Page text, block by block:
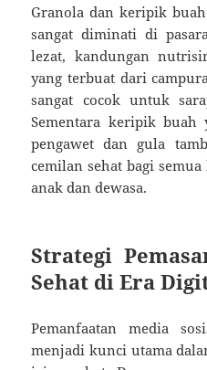
Granola dan keripik
sangat diminati di
lezat, kandungan
yang terbuat dari
sangat cocok untuk
Sementara keripik buah
pengawet dan gula
cemilan sehat bagi
anak dan dewasa.
Strategi
Sehat di Era
Pemanfaatan media
menjadi kunci utama